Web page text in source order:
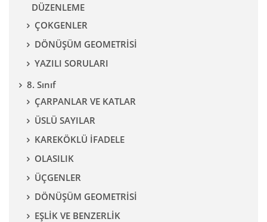
DÜZENLEME
ÇOKGENLER
DÖNÜŞÜM GEOMETRİSİ
YAZILI SORULARI
8. Sınıf
ÇARPANLAR VE KATLAR
ÜSLÜ SAYILAR
KAREKÖKLÜ İFADELE
OLASILIK
ÜÇGENLER
DÖNÜŞÜM GEOMETRİSİ
EŞLİK VE BENZERLİK